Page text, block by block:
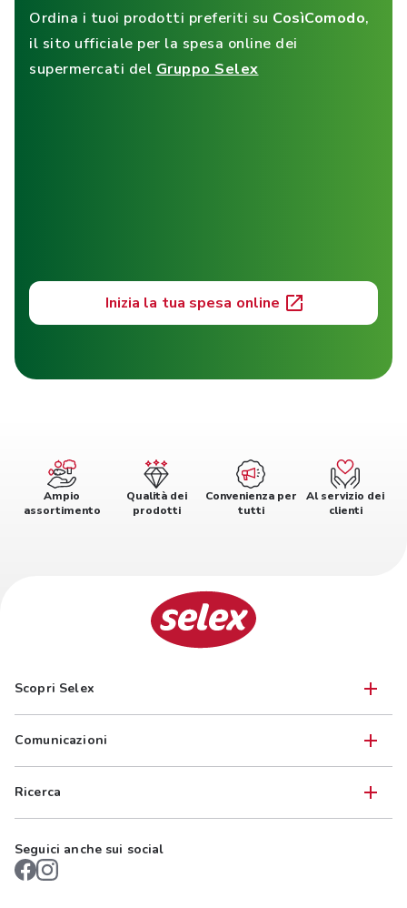
Ordina i tuoi prodotti preferiti su CosìComodo,
il sito ufficiale per la spesa online dei
supermercati del Gruppo Selex
Inizia la tua spesa online
Ampio
assortimento
Qualità dei
prodotti
Convenienza per
tutti
Al servizio dei
clienti
Scopri Selex
Comunicazioni
Ricerca
Seguici anche sui social